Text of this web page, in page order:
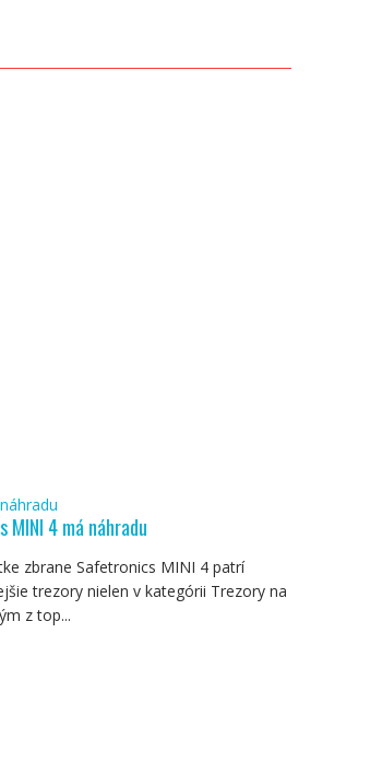
4 má náhradu
zbrane Safetronics MINI 4 patrí
trezory nielen v kategórii Trezory na
z top...